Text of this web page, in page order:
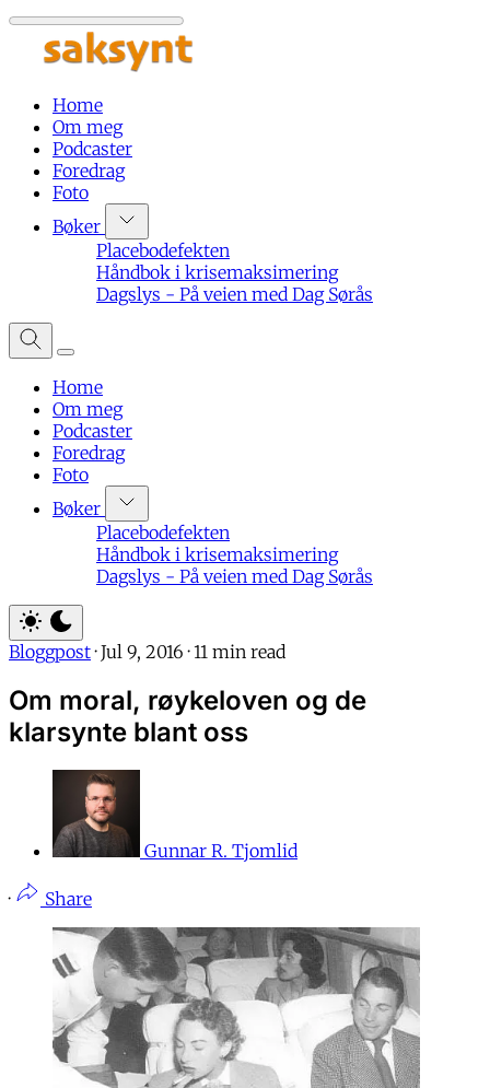
Home
Om meg
Podcaster
Foredrag
Foto
Bøker
Placebodefekten
Håndbok i krisemaksimering
Dagslys - På veien med Dag Sørås
Home
Om meg
Podcaster
Foredrag
Foto
Bøker
Placebodefekten
Håndbok i krisemaksimering
Dagslys - På veien med Dag Sørås
Bloggpost · Jul 9, 2016 · 11 min read
Om moral, røykeloven og de
klarsynte blant oss
Gunnar R. Tjomlid
· Share